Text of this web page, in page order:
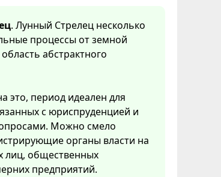
. Лунный Стрелец несколько
процессы от земной
абстрактного
это, период идеален для
с юриспруденцией и
Можно смело
органы власти на
лиц, общественных
предприятий.